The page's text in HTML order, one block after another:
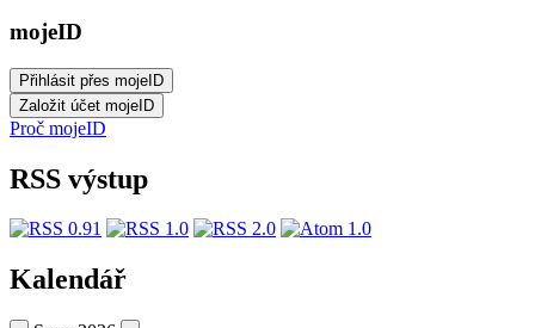
mojeID
Proč mojeID
RSS výstup
Kalendář